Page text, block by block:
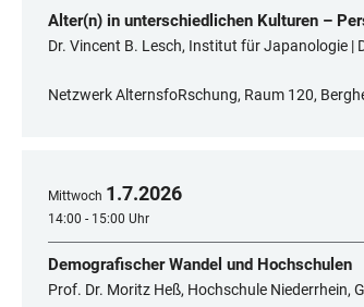
Alter(n) in unterschiedlichen Kulturen –
Dr. Vincent B. Lesch, Institut für Japanologie |
Netzwerk AlternsfoRschung, Raum 120,
Mittwoch 1.7.2026
14:00 - 15:00 Uhr
Demografischer Wandel und Hochschulen
Prof. Dr. Moritz Heß, Hochschule Niederrhein,